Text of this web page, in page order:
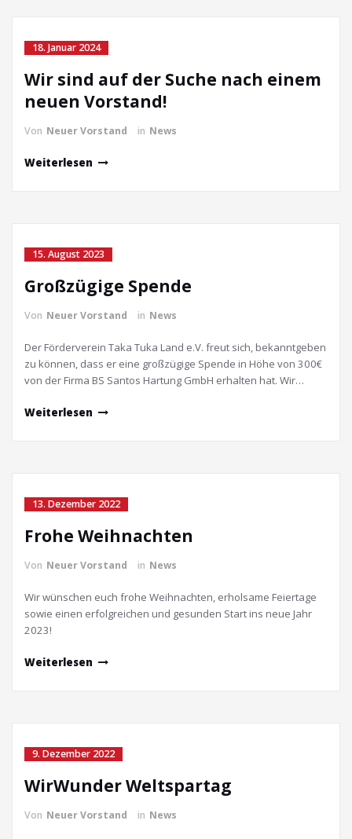
18. Januar 2024
Wir sind auf der Suche nach einem
neuen Vorstand!
Von Neuer Vorstand in News
Weiterlesen
15. August 2023
Großzügige Spende
Von Neuer Vorstand in News
Der Förderverein Taka Tuka Land e.V. freut sich, bekanntgeben
zu können, dass er eine großzügige Spende in Höhe von 300€
von der Firma BS Santos Hartung GmbH erhalten hat. Wir…
Weiterlesen
13. Dezember 2022
Frohe Weihnachten
Von Neuer Vorstand in News
Wir wünschen euch frohe Weihnachten, erholsame Feiertage
sowie einen erfolgreichen und gesunden Start ins neue Jahr
2023!
Weiterlesen
9. Dezember 2022
WirWunder Weltspartag
Von Neuer Vorstand in News